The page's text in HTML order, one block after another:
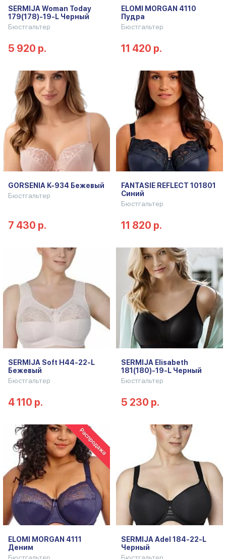
SERMIJA Woman Today
179(178)-19-L Черный
Бюстгальтер
5 920 р.
ELOMI MORGAN 4110
Пудра
Бюстгальтер
11 420 р.
GORSENIA K-934 Бежевый
Бюстгальтер
7 430 р.
FANTASIE REFLECT 101801
Синий
Бюстгальтер
11 820 р.
SERMIJA Soft H44-22-L
Бежевый
Бюстгальтер
4 110 р.
SERMIJA Elisabeth
181(180)-19-L Черный
Бюстгальтер
5 230 р.
ELOMI MORGAN 4111
Деним
SERMIJA Adel 184-22-L
Черный